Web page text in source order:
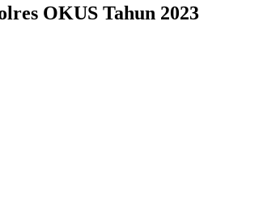
OKUS Tahun 2023